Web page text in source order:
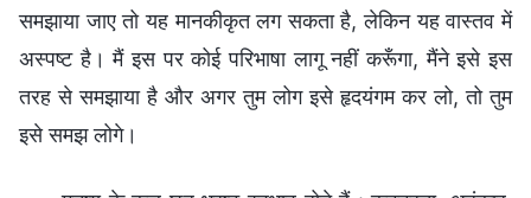
समझाया जाए तो यह मानकीकृत लग सकता है, लेकिन यह वास्तव में
अस्पष्ट है। मैं इस पर कोई परिभाषा लागू नहीं करूँगा, मैंने इसे इस
तरह से समझाया है और अगर तुम लोग इसे हृदयंगम कर लो, तो तुम
इसे समझ लोगे।